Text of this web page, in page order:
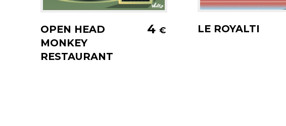
OPEN HEAD
MONKEY
RESTAURANT
4 € LE ROYALTI